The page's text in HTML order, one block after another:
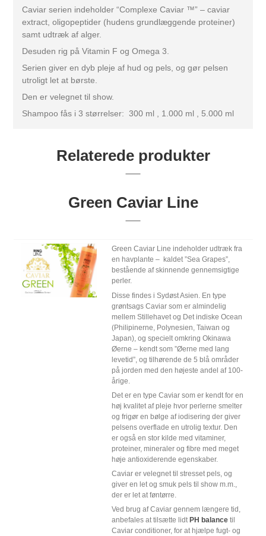
Caviar serien indeholder “Complexe Caviar ™” – caviar
extract, oligopeptider (hudens grundlæggende proteiner)
samt udtræk af alger.
Desuden rig på Vitamin F og Omega 3.
Serien giver en dyb pleje af hud og pels, og gør pelsen
utroligt let at børste.
Den er velegnet til show.
Shampoo fås i 3 størrelser: 300 ml , 1.000 ml , 5.000 ml
Relaterede produkter
Green Caviar Line
Green Caviar Line indeholder udtræk fra
en havplante – kaldet ”Sea Grapes”,
bestående af skinnende gennemsigtige
perler.
Disse findes i Sydøst Asien. En type
grøntsags Caviar som er almindelig
mellem Stillehavet og Det indiske Ocean
(Philipinerne, Polynesien, Taiwan og
Japan), og specielt omkring Okinawa
Øerne – kendt som ”Øerne med lang
levetid”, og tilhørende de 5 blå områder
på jorden med den højeste andel af 100-
årige.
Det er en type Caviar som er kendt for en
høj kvalitet af pleje hvor perlerne smelter
og frigør en bølge af iodisering der giver
pelsens overflade en utrolig textur. Den
er også en stor kilde med vitaminer,
proteiner, mineraler og fibre med meget
høje antioxiderende egenskaber.
Caviar er velegnet til stresset pels, og
giver en let og smuk pels til show m.m.,
der er let at føntørre.
Ved brug af Caviar gennem længere tid,
anbefales at tilsætte lidtPH balancetil
Caviar conditioner, for at hjælpe fugt- og